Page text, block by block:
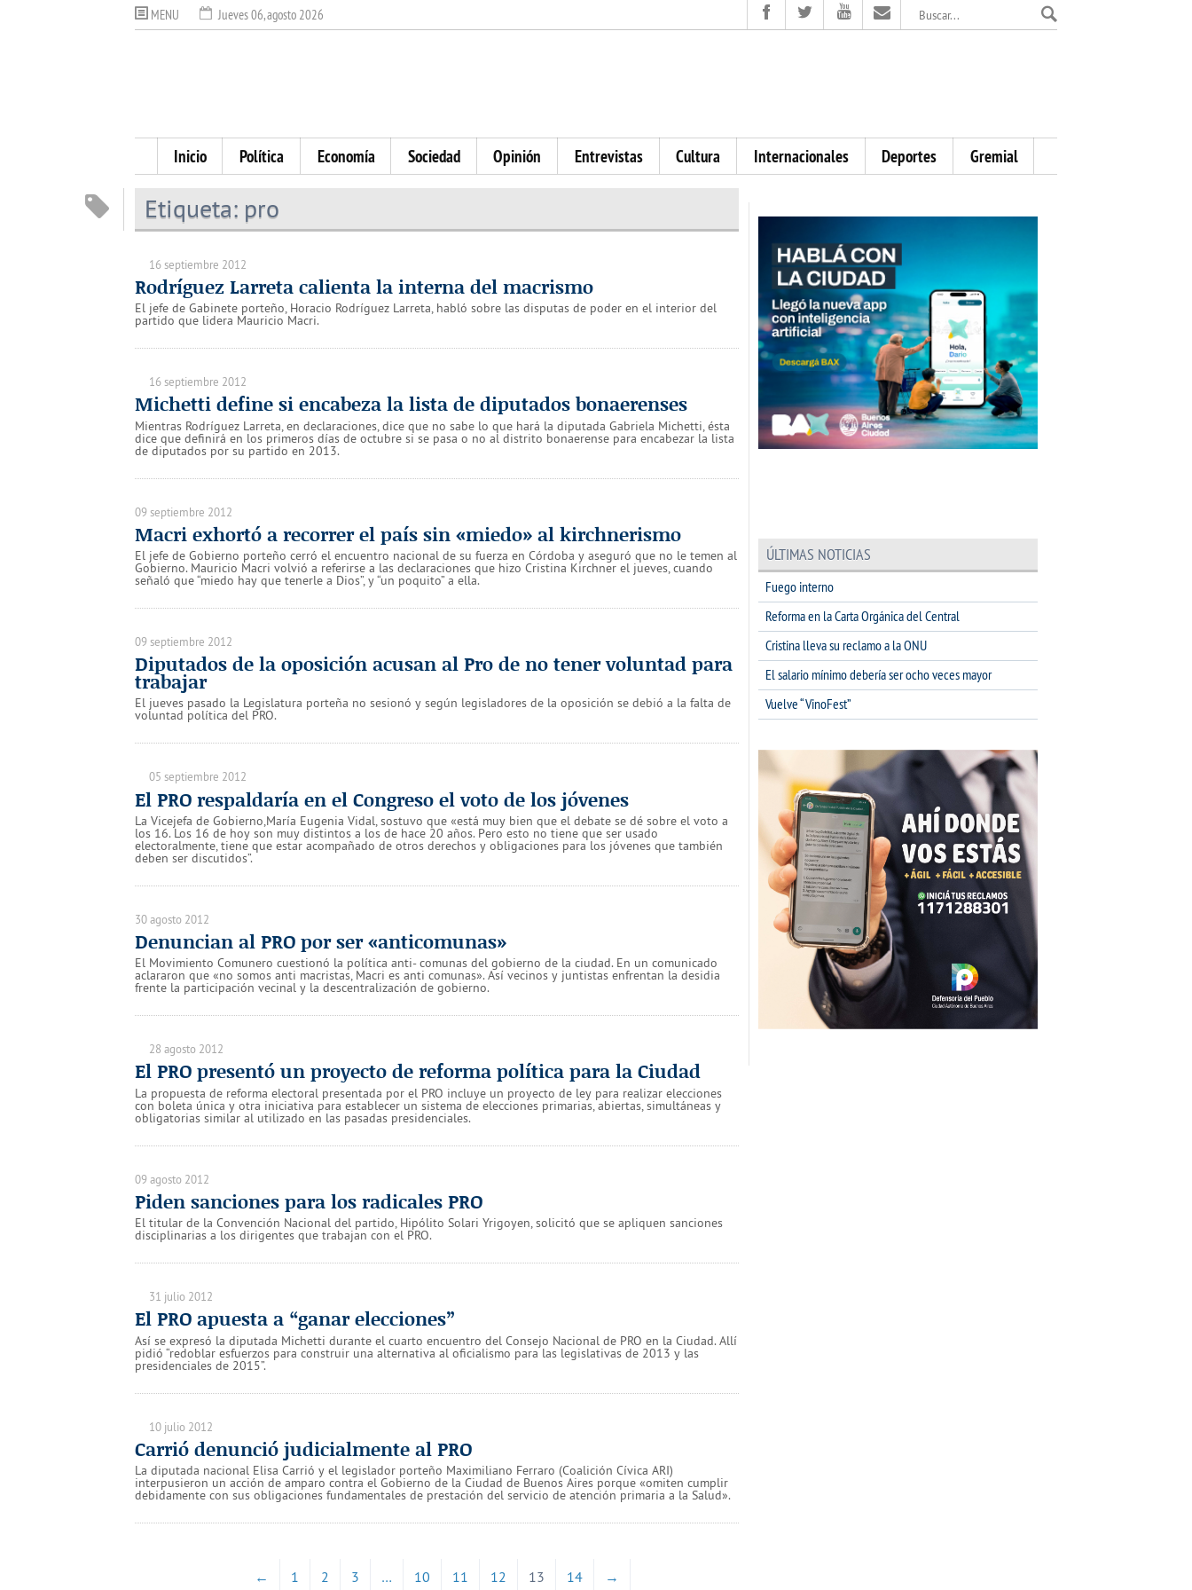
MENU Jueves 06, agosto 2026
Inicio Política Economía Sociedad Opinión Entrevistas Cultura Internacionales Deportes Gremial
Etiqueta: pro
16 septiembre 2012
Rodríguez Larreta calienta la interna del macrismo
El jefe de Gabinete porteño, Horacio Rodríguez Larreta, habló sobre las disputas de poder en el interior del
partido que lidera Mauricio Macri.
16 septiembre 2012
Michetti define si encabeza la lista de diputados bonaerenses
Mientras Rodríguez Larreta, en declaraciones, dice que no sabe lo que hará la diputada Gabriela Michetti, ésta
dice que definirá en los primeros días de octubre si se pasa o no al distrito bonaerense para encabezar la lista
de diputados por su partido en 2013.
09 septiembre 2012
Macri exhortó a recorrer el país sin «miedo» al kirchnerismo
El jefe de Gobierno porteño cerró el encuentro nacional de su fuerza en Córdoba y aseguró que no le temen al
Gobierno. Mauricio Macri volvió a referirse a las declaraciones que hizo Cristina Kirchner el jueves, cuando
señaló que “miedo hay que tenerle a Dios”, y “un poquito” a ella.
09 septiembre 2012
Diputados de la oposición acusan al Pro de no tener voluntad para
trabajar
El jueves pasado la Legislatura porteña no sesionó y según legisladores de la oposición se debió a la falta de
voluntad política del PRO.
05 septiembre 2012
El PRO respaldaría en el Congreso el voto de los jóvenes
La Vicejefa de Gobierno,María Eugenia Vidal, sostuvo que «está muy bien que el debate se dé sobre el voto a
los 16. Los 16 de hoy son muy distintos a los de hace 20 años. Pero esto no tiene que ser usado
electoralmente, tiene que estar acompañado de otros derechos y obligaciones para los jóvenes que también
deben ser discutidos”.
30 agosto 2012
Denuncian al PRO por ser «anticomunas»
El Movimiento Comunero cuestionó la política anti- comunas del gobierno de la ciudad. En un comunicado
aclararon que «no somos anti macristas, Macri es anti comunas». Así vecinos y juntistas enfrentan la desidia
frente la participación vecinal y la descentralización de gobierno.
28 agosto 2012
El PRO presentó un proyecto de reforma política para la Ciudad
La propuesta de reforma electoral presentada por el PRO incluye un proyecto de ley para realizar elecciones
con boleta única y otra iniciativa para establecer un sistema de elecciones primarias, abiertas, simultáneas y
obligatorias similar al utilizado en las pasadas presidenciales.
09 agosto 2012
Piden sanciones para los radicales PRO
El titular de la Convención Nacional del partido, Hipólito Solari Yrigoyen, solicitó que se apliquen sanciones
disciplinarias a los dirigentes que trabajan con el PRO.
31 julio 2012
El PRO apuesta a “ganar elecciones”
Así se expresó la diputada Michetti durante el cuarto encuentro del Consejo Nacional de PRO en la Ciudad. Allí
pidió “redoblar esfuerzos para construir una alternativa al oficialismo para las legislativas de 2013 y las
presidenciales de 2015”.
10 julio 2012
Carrió denunció judicialmente al PRO
La diputada nacional Elisa Carrió y el legislador porteño Maximiliano Ferraro (Coalición Cívica ARI)
interpusieron un acción de amparo contra el Gobierno de la Ciudad de Buenos Aires porque «omiten cumplir
debidamente con sus obligaciones fundamentales de prestación del servicio de atención primaria a la Salud».
← 1 2 3 … 10 11 12 13 14 →
ÚLTIMAS NOTICIAS
Fuego interno
Reforma en la Carta Orgánica del Central
Cristina lleva su reclamo a la ONU
El salario mínimo debería ser ocho veces mayor
Vuelve “VinoFest”